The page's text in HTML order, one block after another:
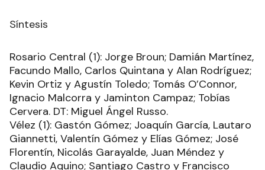
Síntesis
Rosario Central (1): Jorge Broun; Damián Martínez,
Facundo Mallo, Carlos Quintana y Alan Rodríguez;
Kevin Ortiz y Agustín Toledo; Tomás O’Connor,
Ignacio Malcorra y Jaminton Campaz; Tobías
Cervera. DT: Miguel Ángel Russo.
Vélez (1): Gastón Gómez; Joaquín García, Lautaro
Giannetti, Valentín Gómez y Elías Gómez; José
Florentín, Nicolás Garayalde, Juan Méndez y
Claudio Aquino; Santiago Castro y Francisco